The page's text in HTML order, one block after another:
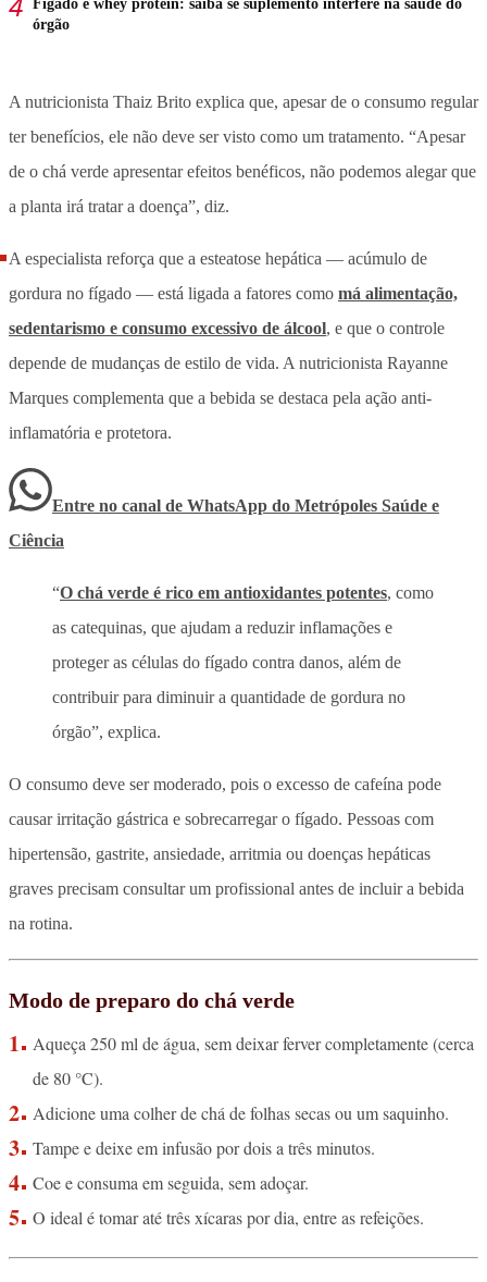
Fígado e whey protein: saiba se suplemento interfere na saúde do
órgão
A nutricionista Thaiz Brito explica que, apesar de o consumo regular
ter benefícios, ele não deve ser visto como um tratamento. “Apesar
de o chá verde apresentar efeitos benéficos, não podemos alegar que
a planta irá tratar a doença”, diz.
A especialista reforça que a esteatose hepática — acúmulo de
gordura no fígado — está ligada a fatores como má alimentação,
sedentarismo e consumo excessivo de álcool, e que o controle
depende de mudanças de estilo de vida. A nutricionista Rayanne
Marques complementa que a bebida se destaca pela ação anti-
inflamatória e protetora.
Entre no canal de WhatsApp do Metrópoles Saúde e
Ciência
“O chá verde é rico em antioxidantes potentes, como
as catequinas, que ajudam a reduzir inflamações e
proteger as células do fígado contra danos, além de
contribuir para diminuir a quantidade de gordura no
órgão”, explica.
O consumo deve ser moderado, pois o excesso de cafeína pode
causar irritação gástrica e sobrecarregar o fígado. Pessoas com
hipertensão, gastrite, ansiedade, arritmia ou doenças hepáticas
graves precisam consultar um profissional antes de incluir a bebida
na rotina.
Modo de preparo do chá verde
Aqueça 250 ml de água, sem deixar ferver completamente (cerca
de 80 °C).
Adicione uma colher de chá de folhas secas ou um saquinho.
Tampe e deixe em infusão por dois a três minutos.
Coe e consuma em seguida, sem adoçar.
O ideal é tomar até três xícaras por dia, entre as refeições.